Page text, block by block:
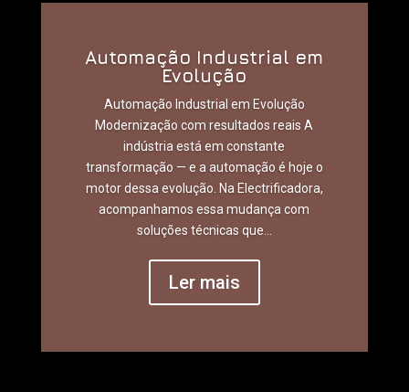
Automação Industrial em
Evolução
Automação Industrial em Evolução
Modernização com resultados reais A
indústria está em constante
transformação — e a automação é hoje o
motor dessa evolução. Na Electrificadora,
acompanhamos essa mudança com
soluções técnicas que...
Ler mais